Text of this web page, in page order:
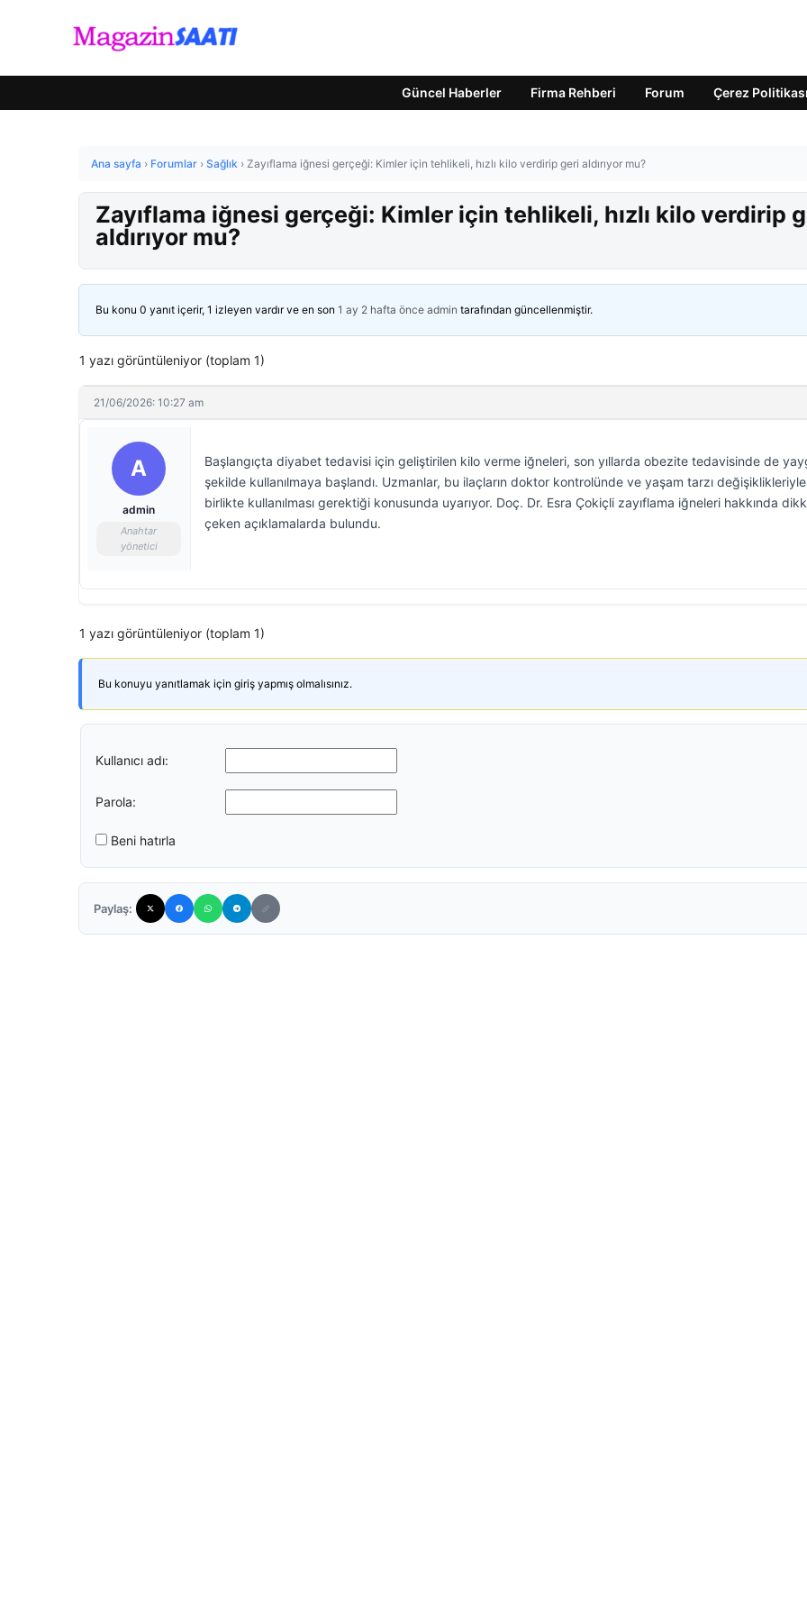
Güncel Haberler Firma Rehberi Forum Çerez Politikası
Ana sayfa › Forumlar › Sağlık › Zayıflama iğnesi gerçeği: Kimler için tehlikeli, hızlı kilo verdirip geri aldırıyor mu?
Zayıflama iğnesi gerçeği: Kimler için tehlikeli, hızlı kilo verdirip
aldırıyor mu?
Bu konu 0 yanıt içerir, 1 izleyen vardır ve en son 1 ay 2 hafta önce admin tarafından güncellenmiştir.
1 yazı görüntüleniyor (toplam 1)
21/06/2026: 10:27 am
A
admin
Anahtar
yönetici
Başlangıçta diyabet tedavisi için geliştirilen kilo verme iğneleri, son yıllarda obezite tedavisinde de
şekilde kullanılmaya başlandı. Uzmanlar, bu ilaçların doktor kontrolünde ve yaşam tarzı değişiklikleriyle
birlikte kullanılması gerektiği konusunda uyarıyor. Doç. Dr. Esra Çokiçli zayıflama iğneleri hakkında
çeken açıklamalarda bulundu.
1 yazı görüntüleniyor (toplam 1)
Bu konuyu yanıtlamak için giriş yapmış olmalısınız.
Kullanıcı adı:
Parola:
Beni hatırla
Paylaş: